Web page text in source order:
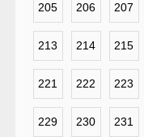
205 206 207
213 214 215
221 222 223
229 230 231